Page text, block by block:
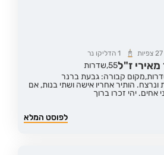
27 צפיות 1הדליקו נר
מאירי ז"ל55, שדרות
מקום קבורה: גבעת ברנר
ונרצח. הותיר אחריו אישה ושתי בנות, אם
אחים. יהי זכרו ברוך
לפוסט המלא